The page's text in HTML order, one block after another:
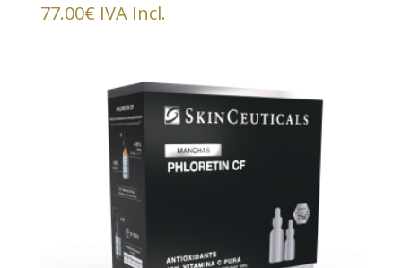
77.00€ IVA Incl.